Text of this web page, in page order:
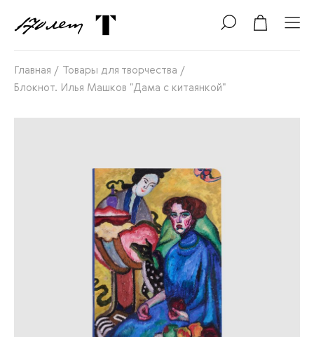
Главная / Товары для творчества /
Блокнот. Илья Машков "Дама с китаянкой"